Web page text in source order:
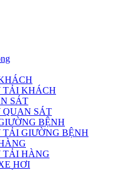
TẢI KHÁCH
SÁT
SÁT
BỆNH
GIƯỜNG BỆNH
TẢI HÀNG
HƠI